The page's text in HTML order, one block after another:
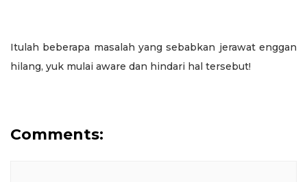
Itulah beberapa masalah yang sebabkan jerawat enggan
hilang, yuk mulai aware dan hindari hal tersebut!
Comments: